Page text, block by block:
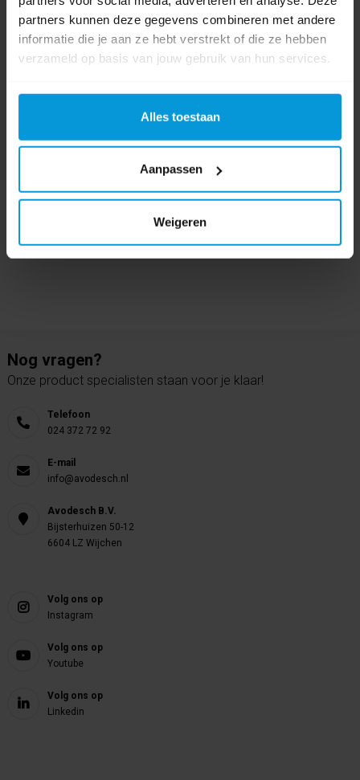
partners kunnen deze gegevens combineren met andere
informatie die je aan ze hebt verstrekt of die ze hebben
verzameld op basis van jouw gebruik van hun services.
Alles toestaan
Aanpassen
Weigeren
Product labels
Ecodos (13), Sprayflacon (16), ecodos easy (10) werkflacon (1),
a004233 (1) , a004126 (1), spuit (17)
0 beoordeling(en)
Schrijf als eerste voor dit product een beoordeling
Nog vragen?
Onze product specialisten staan voor je klaar!
Telefoon
024 372 72 92
E-mail
info@avodesch.nl
Avodesch B.V.
Bijsterhuizen 50-12
6604 LZ Wijchen
Volg ons op
Instagram
Volg ons op
Youtube
Volg ons op
Linkedin